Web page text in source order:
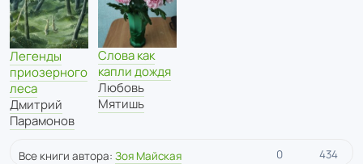
Легенды
приозерного
леса
Дмитрий
Парамонов
Слова как
капли дождя
Любовь
Мятишь
Все книги автора: Зоя Майская 0 434